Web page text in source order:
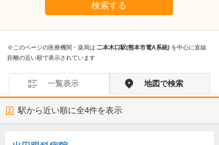
検索する
※このページの医療機関・薬局は 二本木口駅(熊本市電A系統) を中心に直線
距離の近い順で表示されています
一覧表示 地図で検索
駅から近い順に全4件を表示